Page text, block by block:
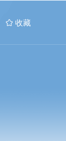
 收藏